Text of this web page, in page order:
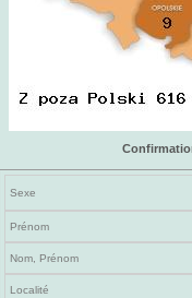
Sexe
Prénom
Nom, Prénom
Localité